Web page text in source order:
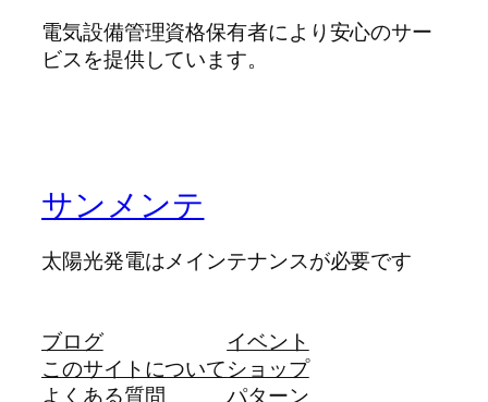
電気設備管理資格保有者により安心のサー
ビスを提供しています。
サンメンテ
太陽光発電はメインテナンスが必要です
ブログ
このサイトについて
よくある質問
イベント
ショップ
パターン